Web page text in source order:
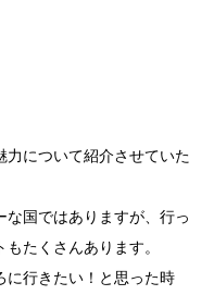
力について紹介させていた
国ではありますが、行っ
たくさんあります。
に行きたい！と思った時